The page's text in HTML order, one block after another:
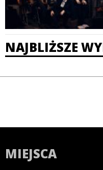
NAJBLIŻSZE
MIEJSCA